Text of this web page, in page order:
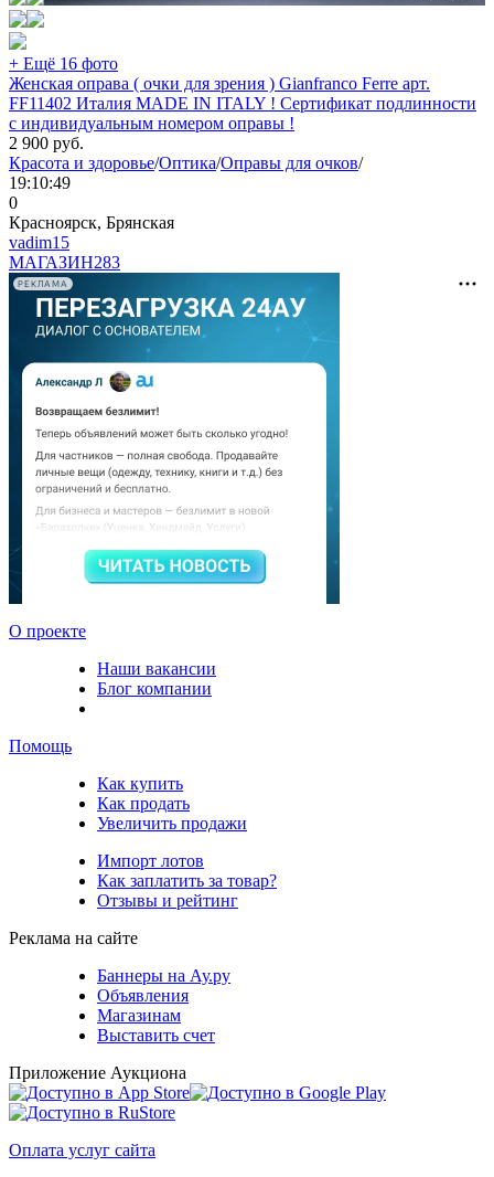
+ Ещё 16 фото
Женская оправа ( очки для зрения ) Gianfranco Ferre арт.
FF11402 Италия MADE IN ITALY ! Сертификат подлинности
с индивидуальным номером оправы !
2 900 руб.
Красота и здоровье/Оптика/Оправы для очков/
19:10:49
0
Красноярск, Брянская
vadim15
МАГАЗИН283
РЕКЛАМА
О проекте
Наши вакансии
Блог компании
Помощь
Как купить
Как продать
Увеличить продажи
Импорт лотов
Как заплатить за товар?
Отзывы и рейтинг
Реклама на сайте
Баннеры на Ау.ру
Объявления
Магазинам
Выставить счет
Приложение Аукциона
Оплата услуг сайта